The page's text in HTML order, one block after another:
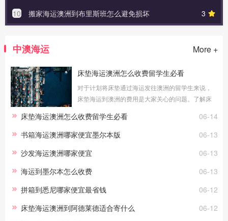
3
10 搬家海运澳洲到布里斯班怎么避免损坏
中澳海运 More +
床垫海运澳洲怎么收费留学生必看
对于计划将床垫通过海运发往澳洲的留学生来说，
床垫海运到澳洲的费用是大家关心的问题。了解床
帮助您更好地预算物流成本。海运费
06-14
床垫海运澳洲怎么收费留学生必看
06-13
书箱海运澳洲哪家便宜墨尔本版
06-13
沙发海运澳洲哪家便宜
06-13
海运到墨尔本怎么收费
06-12
拼箱到悉尼哪家便宜最省钱
06-12
床垫海运澳洲到阿德莱德适合寄什么